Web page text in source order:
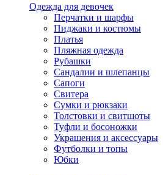
Одежда для девочек
Перчатки и шарфы
Пиджаки и костюмы
Платья
Пляжная одежда
Рубашки
Сандалии и шлепанцы
Сапоги
Свитера
Сумки и рюкзаки
Толстовки и свитшоты
Туфли и босоножки
Украшения и аксессуары
Футболки и топы
Юбки